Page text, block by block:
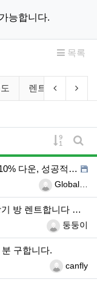
능합니다.
목록
렌트 룸메이
이전 분류
다
게시물
게
운, 성공적인 비…
등록자Global…
트합니다 연락주세…
등록자둥둥이
구합니다.
등록자canfly